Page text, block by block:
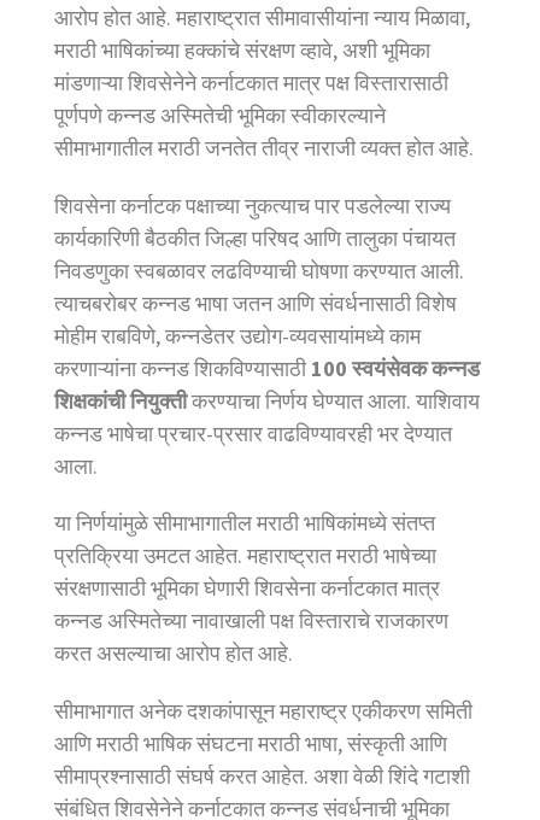
आरोप होत आहे. महाराष्ट्रात सीमावासीयांना न्याय मिळावा,
मराठी भाषिकांच्या हक्कांचे संरक्षण व्हावे, अशी भूमिका
मांडणाऱ्या शिवसेनेने कर्नाटकात मात्र पक्ष विस्तारासाठी
पूर्णपणे कन्नड अस्मितेची भूमिका स्वीकारल्याने
सीमाभागातील मराठी जनतेत तीव्र नाराजी व्यक्त होत आहे.
शिवसेना कर्नाटक पक्षाच्या नुकत्याच पार पडलेल्या राज्य
कार्यकारिणी बैठकीत जिल्हा परिषद आणि तालुका पंचायत
निवडणुका स्वबळावर लढविण्याची घोषणा करण्यात आली.
त्याचबरोबर कन्नड भाषा जतन आणि संवर्धनासाठी विशेष
मोहीम राबविणे, कन्नडेतर उद्योग-व्यवसायांमध्ये काम
करणाऱ्यांना कन्नड शिकविण्यासाठी100 स्वयंसेवक कन्नड
शिक्षकांची नियुक्तीकरण्याचा निर्णय घेण्यात आला. याशिवाय
कन्नड भाषेचा प्रचार-प्रसार वाढविण्यावरही भर देण्यात
आला.
या निर्णयांमुळे सीमाभागातील मराठी भाषिकांमध्ये संतप्त
प्रतिक्रिया उमटत आहेत. महाराष्ट्रात मराठी भाषेच्या
संरक्षणासाठी भूमिका घेणारी शिवसेना कर्नाटकात मात्र
कन्नड अस्मितेच्या नावाखाली पक्ष विस्ताराचे राजकारण
करत असल्याचा आरोप होत आहे.
सीमाभागात अनेक दशकांपासून महाराष्ट्र एकीकरण समिती
आणि मराठी भाषिक संघटना मराठी भाषा, संस्कृती आणि
सीमाप्रश्नासाठी संघर्ष करत आहेत. अशा वेळी शिंदे गटाशी
संबंधित शिवसेनेने कर्नाटकात कन्नड संवर्धनाची भूमिका